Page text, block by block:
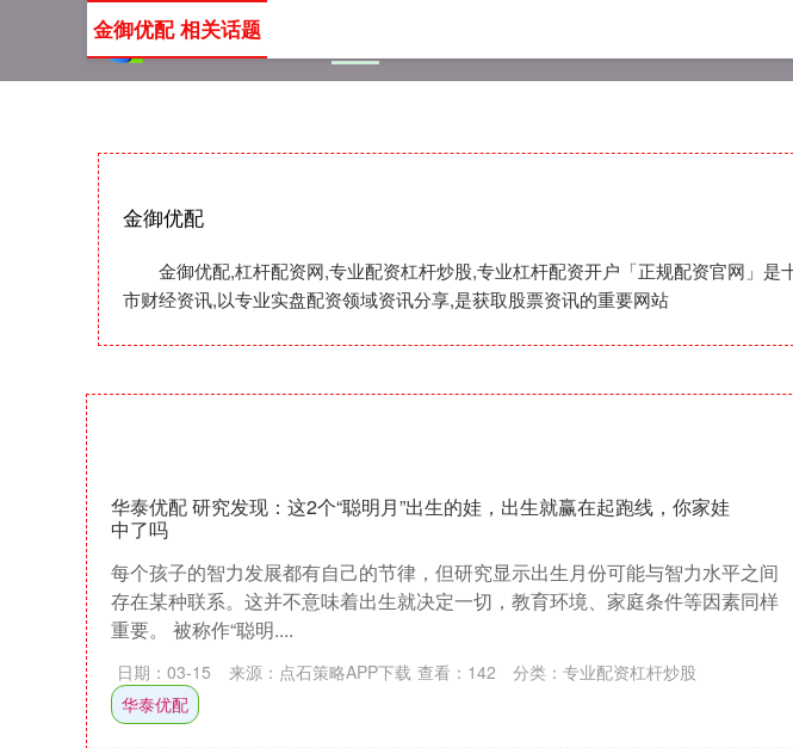
金御优配
金御优配,杠杆配资网,专业配资杠杆炒股,专业杠杆配资开户「正规配资官网」
市财经资讯,以专业实盘配资领域资讯分享,是获取股票资讯的重要网站
金御优配 相关话题
华泰优配 研究发现：这2个“聪明月”出生的娃，出生就赢在起跑线，你家娃
中了吗
每个孩子的智力发展都有自己的节律，但研究显示出生月份可能与智力水平之间
存在某种联系。这并不意味着出生就决定一切，教育环境、家庭条件等因素同样
重要。 被称作“聪明....
日期：03-15 来源：点石策略APP下载 查看： 142 分类： 专业配资杠杆炒股
华泰优配